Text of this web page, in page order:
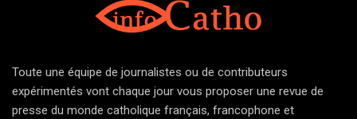
Toute une équipe de journalistes ou de contributeurs
expérimentés vont chaque jour vous proposer une revue de
presse du monde catholique français, francophone et